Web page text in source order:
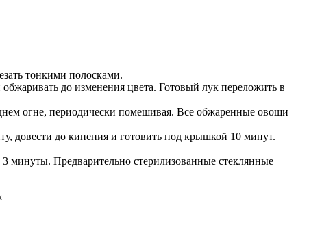
тонкими полосками.
до изменения цвета. Готовый лук переложить в
огне, периодически помешивая. Все обжаренные овощи
довести до кипения и готовить под крышкой 10 минут.
минуты. Предварительно стерилизованные стеклянные